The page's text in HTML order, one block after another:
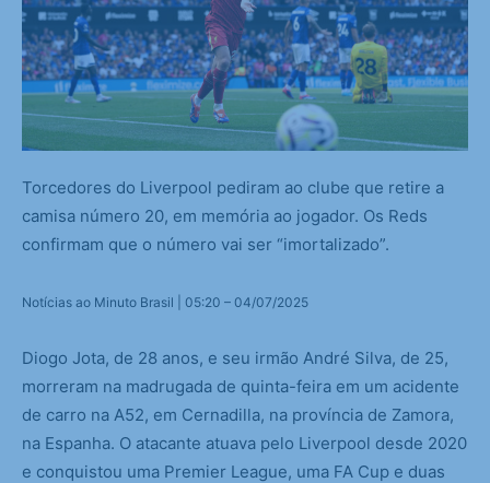
Torcedores do Liverpool pediram ao clube que retire a
camisa número 20, em memória ao jogador. Os Reds
confirmam que o número vai ser “imortalizado”.
Notícias ao Minuto Brasil | 05:20 – 04/07/2025
Diogo Jota, de 28 anos, e seu irmão André Silva, de 25,
morreram na madrugada de quinta-feira em um acidente
de carro na A52, em Cernadilla, na província de Zamora,
na Espanha. O atacante atuava pelo Liverpool desde 2020
e conquistou uma Premier League, uma FA Cup e duas